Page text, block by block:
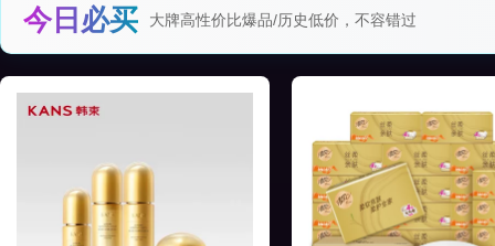
今日必买 大牌高性价比爆品/历史低价，不容错过